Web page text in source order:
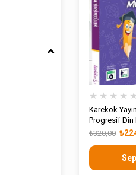
★ ★ ★ ★
Karekök
Progresif Din
Bilgisi
₺320,00